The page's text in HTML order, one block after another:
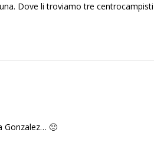
Dove li troviamo tre
Gonzalez… 🙁